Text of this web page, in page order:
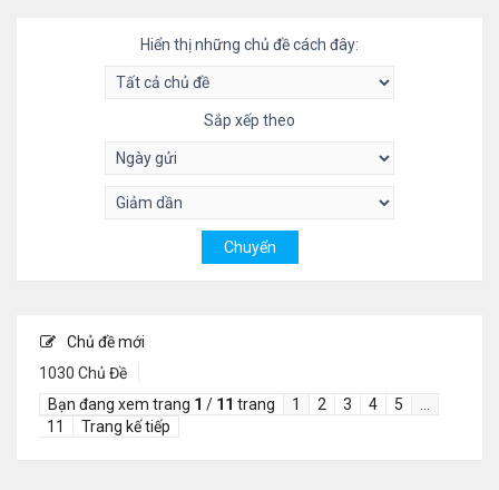
Hiển thị những chủ đề cách đây:
Sắp xếp theo
Chủ đề mới
1030 Chủ Đề
Bạn đang xem trang 1 / 11 trang 1 2 3 4 5
11
Trang kế tiếp